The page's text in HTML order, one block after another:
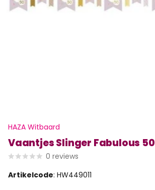
HAZA Witbaard
Vaantjes Slinger Fabulous 50
0 reviews
Artikelcode: HW449011